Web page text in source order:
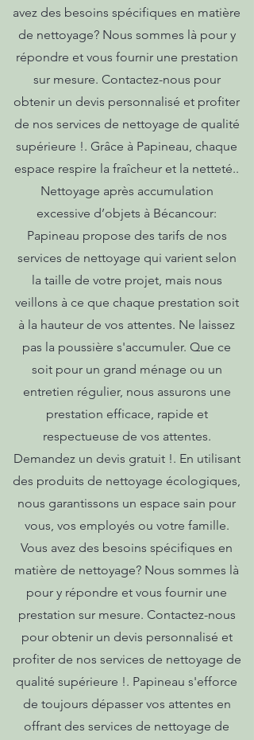
avez des besoins spécifiques en matière
de nettoyage? Nous sommes là pour y
répondre et vous fournir une prestation
sur mesure. Contactez-nous pour
obtenir un devis personnalisé et profiter
de nos services de nettoyage de qualité
supérieure !. Grâce à Papineau, chaque
espace respire la fraîcheur et la netteté..
Nettoyage après accumulation
excessive d’objets à Bécancour:
Papineau propose des tarifs de nos
services de nettoyage qui varient selon
la taille de votre projet, mais nous
veillons à ce que chaque prestation soit
à la hauteur de vos attentes. Ne laissez
pas la poussière s'accumuler. Que ce
soit pour un grand ménage ou un
entretien régulier, nous assurons une
prestation efficace, rapide et
respectueuse de vos attentes.
Demandez un devis gratuit !. En utilisant
des produits de nettoyage écologiques,
nous garantissons un espace sain pour
vous, vos employés ou votre famille.
Vous avez des besoins spécifiques en
matière de nettoyage? Nous sommes là
pour y répondre et vous fournir une
prestation sur mesure. Contactez-nous
pour obtenir un devis personnalisé et
profiter de nos services de nettoyage de
qualité supérieure !. Papineau s'efforce
de toujours dépasser vos attentes en
offrant des services de nettoyage de